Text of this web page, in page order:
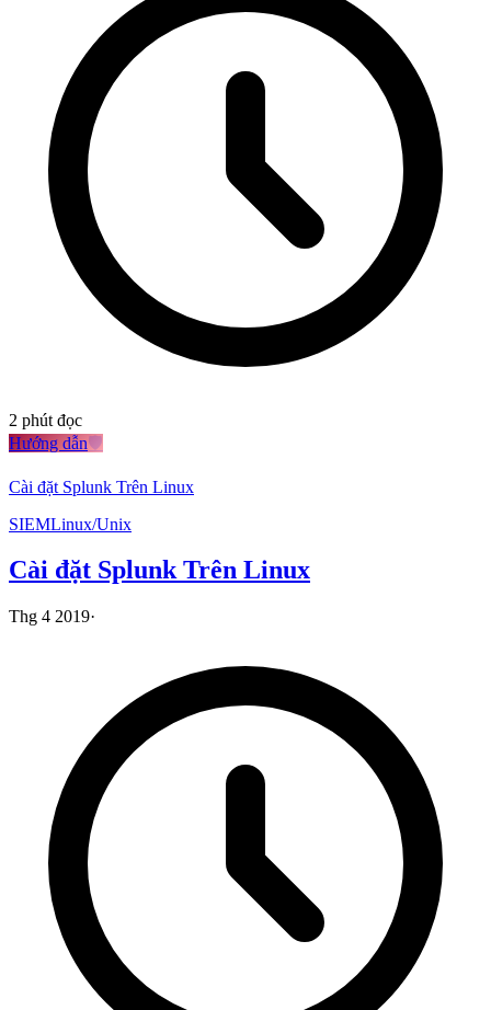
2 phút đọc
Hướng dẫn🛡️
Cài đặt Splunk Trên Linux
SIEMLinux/Unix
Cài đặt Splunk Trên Linux
Thg 4 2019·